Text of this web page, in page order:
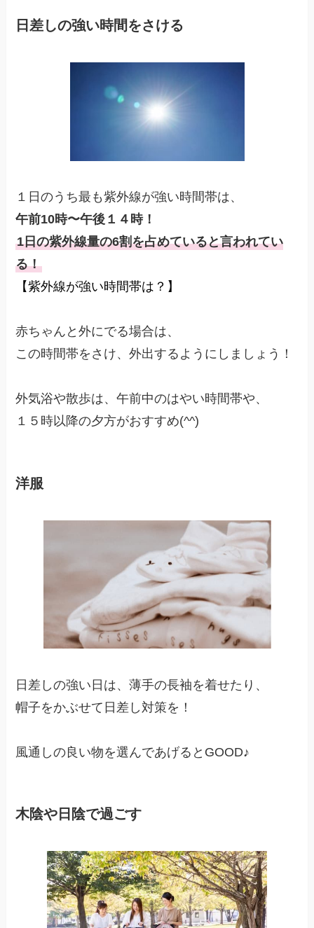
日差しの強い時間をさける
１日のうち最も紫外線が強い時間帯は、
午前10時〜午後１４時！
1日の紫外線量の6割を占めていると言われてい
る！
【紫外線が強い時間帯は？】
赤ちゃんと外にでる場合は、
この時間帯をさけ、外出するようにしましょう！
外気浴や散歩は、午前中のはやい時間帯や、
１５時以降の夕方がおすすめ(^^)
洋服
日差しの強い日は、薄手の長袖を着せたり、
帽子をかぶせて日差し対策を！
風通しの良い物を選んであげるとGOOD♪
木陰や日陰で過ごす